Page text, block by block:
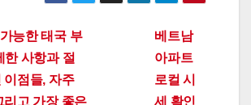
베트남
아파트
로컬 시
세 확인
능한 태국 부
한 사항과 절
이점들, 자주
리고 가장 좋은